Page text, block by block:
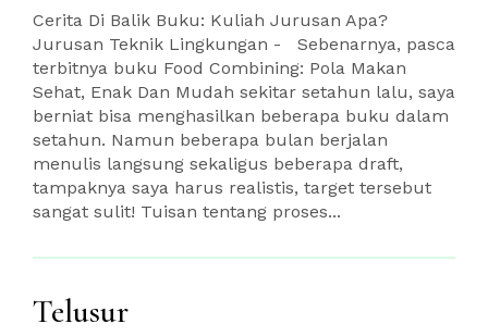
Cerita Di Balik Buku: Kuliah Jurusan Apa?
Jurusan Teknik Lingkungan - Sebenarnya, pasca
terbitnya buku Food Combining: Pola Makan
Sehat, Enak Dan Mudah sekitar setahun lalu, saya
berniat bisa menghasilkan beberapa buku dalam
setahun. Namun beberapa bulan berjalan
menulis langsung sekaligus beberapa draft,
tampaknya saya harus realistis, target tersebut
sangat sulit! Tuisan tentang proses...
Telusur